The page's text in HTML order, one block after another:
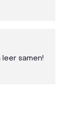
samen!